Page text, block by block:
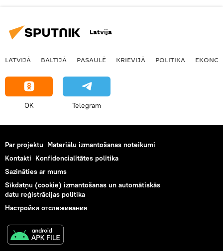
Latvija
LATVIJĀ BALTIJĀ PASAULĒ KRIEVIJĀ POLITIKA
OK Telegram
Par projektu Materiālu izmantošanas noteikumi
Kontakti Konfidencialitātes politika
Sazināties ar mums
Sīkdatņu (cookie) izmantošanas un automātiskās
datu reģistrācijas politika
Настройки отслеживания